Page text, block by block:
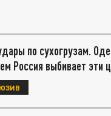
по сухогрузам.
Россия выбивает эти